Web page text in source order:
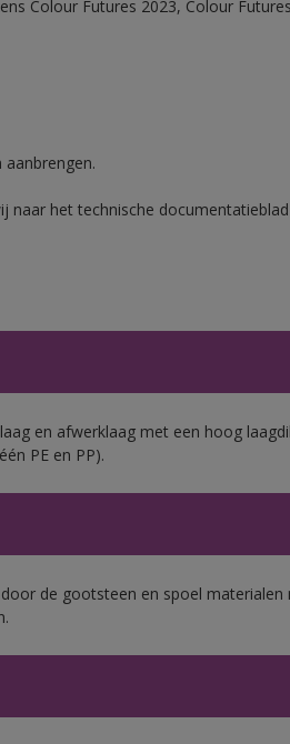
Colour Futures 2023, Colour
naar het technische
en afwerklaag met een hoog
PE en PP).
de gootsteen en spoel materialen